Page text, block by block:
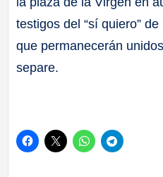
testigos del “sí quiero”
que permanecerán
separe.